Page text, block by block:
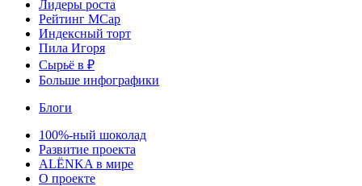
Лидеры роста
Рейтинг MCap
Индексный торт
Пила Игоря
Сырьё в ₽
Больше инфографики
Блоги
100%-ный шоколад
Развитие проекта
ALЁNKA в мире
О проекте